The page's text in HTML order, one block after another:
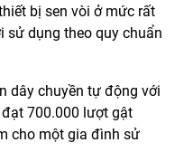
bị sen vòi ở mức rất
sử dụng theo quy chuẩn
dây chuyền tự động với
700.000 lượt gật
cho một gia đình sử